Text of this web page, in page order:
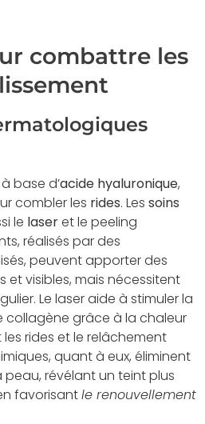
combattre les
base d’acide hyaluronique,
combler les rides. Les soins
le laseret le peeling
réalisés par des
peuvent apporter des
et visibles, mais nécessitent
Le laser aide à stimuler la
grâce à la chaleur
rides et le relâchement
quant à eux, éliminent
peau, révélant un teint plus
favorisantle renouvellement